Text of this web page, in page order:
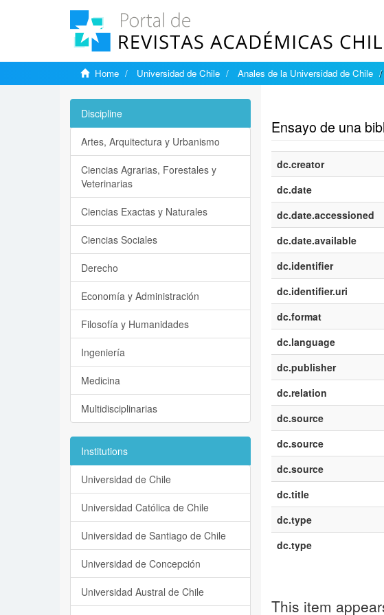
Home Universidad de Chile Anales de la Universidad de Chile
Ensayo de una
dc.creator
dc.date
dc.date.accessioned
dc.date.available
dc.identifier
dc.identifier.uri
dc.format
dc.language
dc.publisher
dc.relation
dc.source
dc.source
dc.source
dc.title
dc.type
dc.type
This item
Discipline
Artes, Arquitectura y Urbanismo
Ciencias Agrarias, Forestales y
Veterinarias
Ciencias Exactas y Naturales
Ciencias Sociales
Derecho
Economía y Administración
Filosofía y Humanidades
Ingeniería
Medicina
Multidisciplinarias
Institutions
Universidad de Chile
Universidad Católica de Chile
Universidad de Santiago de Chile
Universidad de Concepción
Universidad Austral de Chile